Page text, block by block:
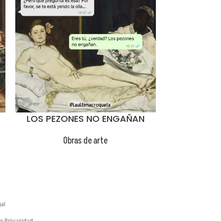
LOS PEZONES NO ENGAÑAN
Obras de arte
😂